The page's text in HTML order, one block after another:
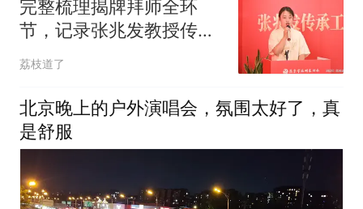
完整梳理揭牌拜师全环
节，记录张兆发教授传承
盛典落地大望路
荔枝道了
北京晚上的户外演唱会，氛围太好了，真
是舒服